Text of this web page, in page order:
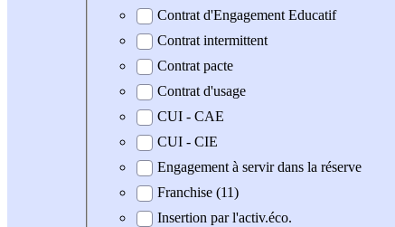
Contrat d'Engagement Educatif
Contrat intermittent
Contrat pacte
Contrat d'usage
CUI - CAE
CUI - CIE
Engagement à servir dans la réserve
Franchise (11)
Insertion par l'activ.éco.